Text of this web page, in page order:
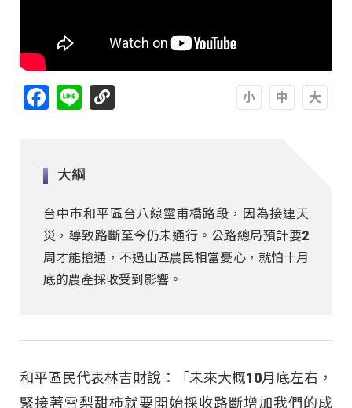
Facebook
Line
大綱
台中市和平區台八線靈甫橋路段，因為接連天
災，導致路斷至今仍未通行。公路總局預計要2
周才能搶通，不過山區農民相當憂心，就怕十月
底的農產採收受到影響。
和平區民代表林吉財說：「未來大概10月底左右，
緊接著雪梨甜柿就要開始採收路斷增加我們的成